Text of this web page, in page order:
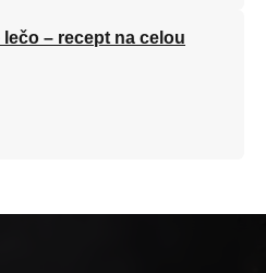
– recept na celou